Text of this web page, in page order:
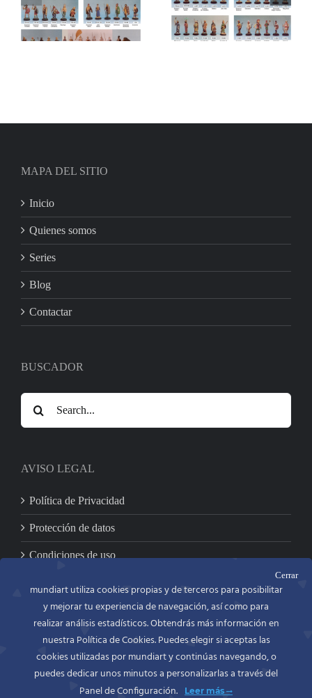
MAPA DEL SITIO
Inicio
Quienes somos
Series
Blog
Contactar
BUSCADOR
Search
for:
AVISO LEGAL
Política de Privacidad
Protección de datos
Condiciones de uso
CONTACTO
MUNDIART
Miniaturas en metal, S.L.
C/. Bailén, 54 bajo
46100 BURJASSOT (Valencia)
España (Spain)
Cerrar
mundiart utiliza cookies propias y de terceros para posibilitar
y mejorar tu experiencia de navegación, así como para
realizar análisis estadísticos. Obtendrás más información en
nuestra Política de Cookies. Puedes elegir si aceptas las
cookies utilizadas por mundiart y continúas navegando, o
puedes dedicar unos minutos a personalizarlas a través del
Panel de Configuración.
Leer más